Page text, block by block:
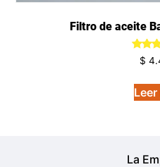
Filtro de aceite
$
Leer
La